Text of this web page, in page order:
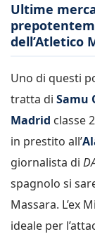
Ultime
dell’Atletico
Uno di questi
tratta di Samu
Madrid classe
in prestito all’
giornalista di
spagnolo si
Massara. L’ex
ideale per